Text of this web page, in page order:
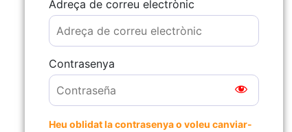
Adreça de correu electrònic
Contrasenya
Heu oblidat la contrasenya o voleu canviar-